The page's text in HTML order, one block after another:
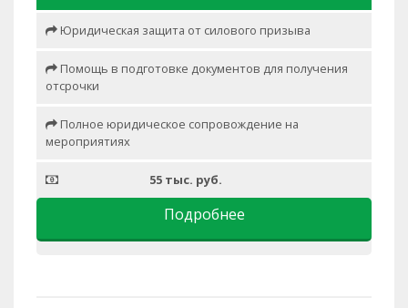
Юридическая защита от силового призыва
Помощь в подготовке документов для получения
отсрочки
Полное юридическое сопровождение на
мероприятиях
55 тыс. руб.
Подробнее